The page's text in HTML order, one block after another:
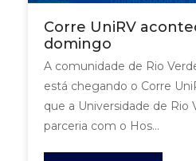
Corre UniRV
domingo
A comunidade de Rio
está chegando o Corre
que a Universidade de Rio
parceria com o Hos...